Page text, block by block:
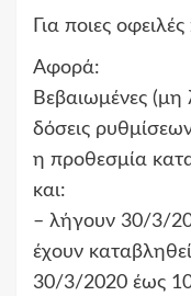
Για ποιες
Αφορά:
Βεβαιωμένες (μη
δόσεις
η προθεσμία
και:
– λήγουν 30/3/
έχουν
30/3/2020 έως